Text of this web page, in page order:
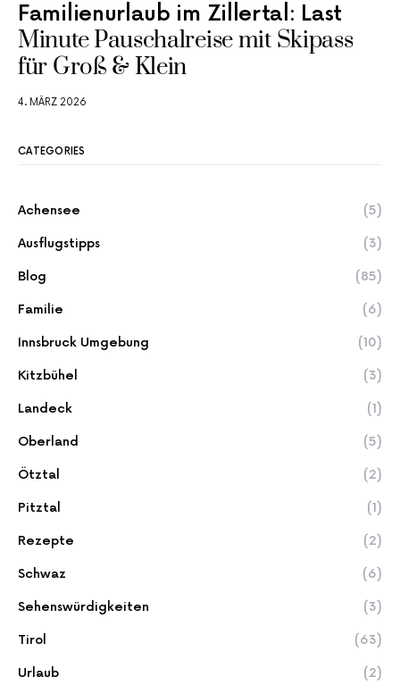
Familienurlaub im Zillertal: Last
Minute Pauschalreise mit Skipass
für Groß & Klein
4. MÄRZ 2026
CATEGORIES
Achensee (5)
Ausflugstipps (3)
Blog (85)
Familie (6)
Innsbruck Umgebung (10)
Kitzbühel (3)
Landeck (1)
Oberland (5)
Ötztal (2)
Pitztal (1)
Rezepte (2)
Schwaz (6)
Sehenswürdigkeiten (3)
Tirol (63)
Urlaub (2)